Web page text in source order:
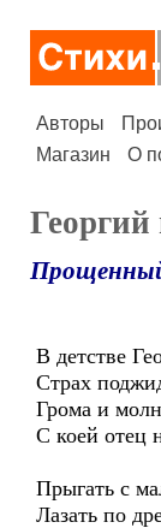
Авторы
Магазин
О
В детстве
Страх
Грома и
С коей отец
Прыгать с
Лазать по